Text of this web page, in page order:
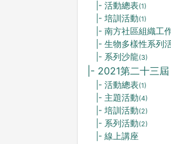
|- 活動總表(1)
|- 培訓活動(1)
|- 南方社區組織工
|- 生物多樣性系列
|- 系列沙龍(3)
|- 2021第二十三
|- 活動總表(1)
|- 主題活動(4)
|- 培訓活動(2)
|- 系列活動(2)
|- 線上講座